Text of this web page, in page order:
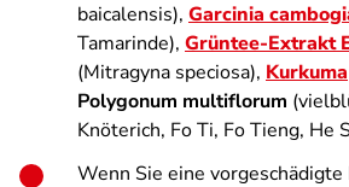
baicalensis), Garcinia
Tamarinde), Grüntee-Extrakt
(Mitragyna speciosa), Kurkuma
Polygonum multiflorum
Knöterich, Fo Ti, Fo Tieng, He
Wenn Sie eine vorgeschädigte